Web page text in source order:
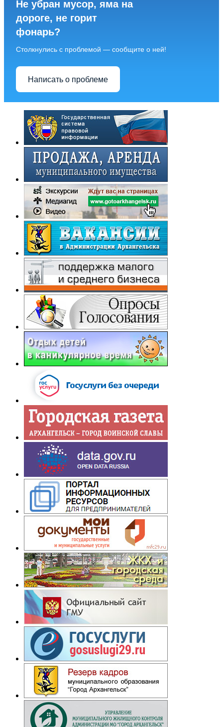
Не убран мусор, яма на
дороге, не горит
фонарь?
Столкнулись с проблемой — сообщите о ней!
Написать о проблеме